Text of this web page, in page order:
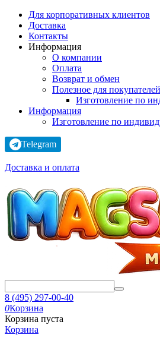
Для корпоративных клиентов
Доставка
Контакты
Информация
О компании
Оплата
Возврат и обмен
Полезное для покупателей
Изготовление по
Информация
Изготовление по
Telegram
Доставка и оплата
8 (495) 297-00-40
0Корзина
Корзина пуста
Корзина